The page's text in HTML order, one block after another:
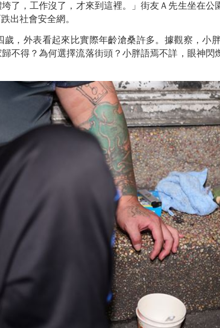
了，工作沒了，才來到這裡。」街友Ａ先生坐在
出社會安全網。
，外表看起來比實際年齡滄桑許多。據觀察，小
不得？為何選擇流落街頭？小胖語焉不詳，眼神閃